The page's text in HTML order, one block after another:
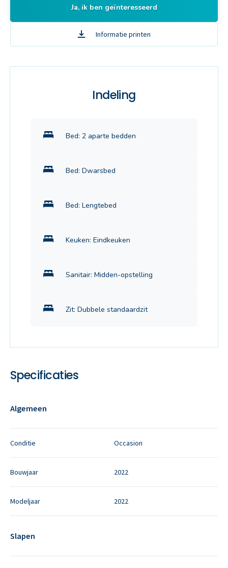
Ja, ik ben geïnteresseerd
Informatie printen
Indeling
Bed: 2 aparte bedden
Bed: Dwarsbed
Bed: Lengtebed
Keuken: Eindkeuken
Sanitair: Midden-opstelling
Zit: Dubbele standaardzit
Specificaties
Algemeen
Conditie Occasion
Bouwjaar 2022
Modeljaar 2022
Slapen